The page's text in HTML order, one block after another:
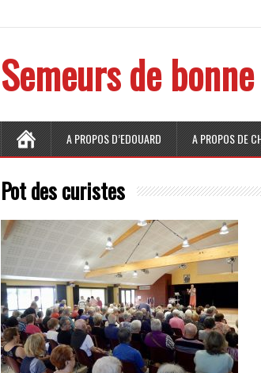
Semeurs de
A PROPOS D’EDOUARD A PROPOS DE
Pot des curistes